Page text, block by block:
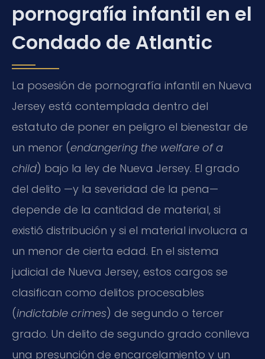
pornografía infantil en el
Condado de Atlantic
La posesión de pornografía infantil en Nueva
Jersey está contemplada dentro del
estatuto de poner en peligro el bienestar de
un menor (endangering the welfare of a
child) bajo la ley de Nueva Jersey. El grado
del delito —y la severidad de la pena—
depende de la cantidad de material, si
existió distribución y si el material involucra a
un menor de cierta edad. En el sistema
judicial de Nueva Jersey, estos cargos se
clasifican como delitos procesables
(indictable crimes) de segundo o tercer
grado. Un delito de segundo grado conlleva
una presunción de encarcelamiento y un